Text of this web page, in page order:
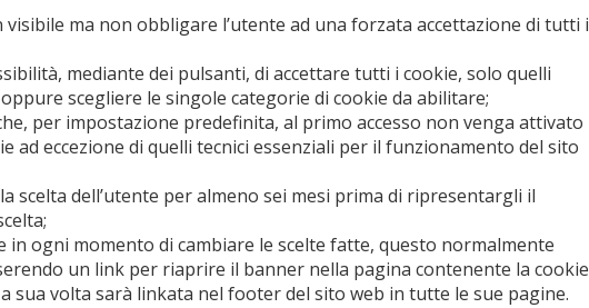
visibile ma non obbligare l’utente ad una forzata accettazione di tutti i
mediante dei pulsanti, di accettare tutti i cookie, solo quelli
scegliere le singole categorie di cookie da abilitare;
per impostazione predefinita, al primo accesso non venga attivato
ad eccezione di quelli tecnici essenziali per il funzionamento del sito
scelta dell’utente per almeno sei mesi prima di ripresentargli il
in ogni momento di cambiare le scelte fatte, questo normalmente
un link per riaprire il banner nella pagina contenente la cookie
sua volta sarà linkata nel footer del sito web in tutte le sue pagine.